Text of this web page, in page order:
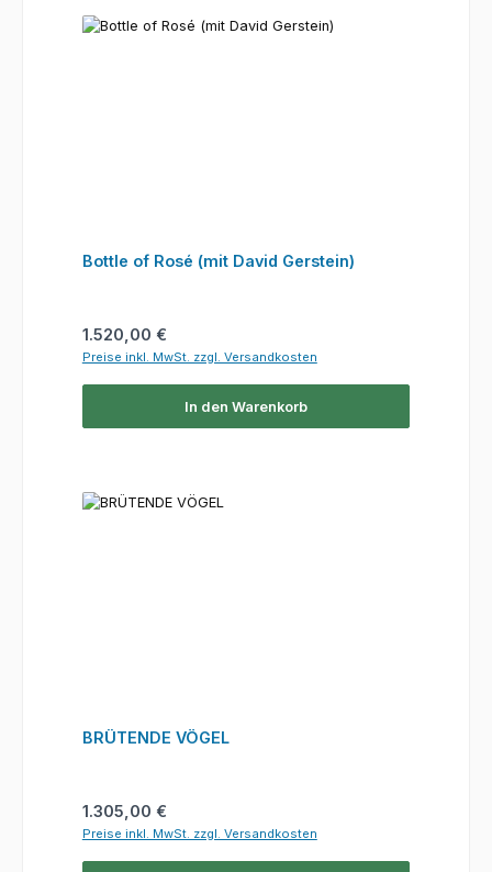
Bottle of Rosé (mit David Gerstein)
Regulärer Preis:
1.520,00 €
Preise inkl. MwSt. zzgl. Versandkosten
In den Warenkorb
BRÜTENDE VÖGEL
Regulärer Preis:
1.305,00 €
Preise inkl. MwSt. zzgl. Versandkosten